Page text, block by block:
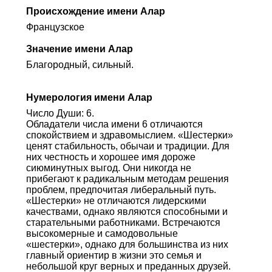
Происхождение имени Алар
Французское
Значение имени Алар
Благородный, сильный.
Нумерология имени Алар
Число Души: 6.
Обладатели числа имени 6 отличаются
спокойствием и здравомыслием. «Шестерки»
ценят стабильность, обычаи и традиции. Для
них честность и хорошее имя дороже
сиюминутных выгод. Они никогда не
прибегают к радикальным методам решения
проблем, предпочитая либеральный путь.
«Шестерки» не отличаются лидерскими
качествами, однако являются способными и
старательными работниками. Встречаются
высокомерные и самодовольные
«шестерки», однако для большинства из них
главный ориентир в жизни это семья и
небольшой круг верных и преданных друзей.